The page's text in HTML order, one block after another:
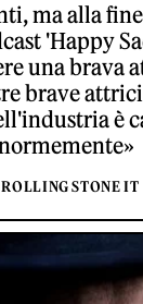
ma alla
'Happy
una brava
brave
è
STONE IT